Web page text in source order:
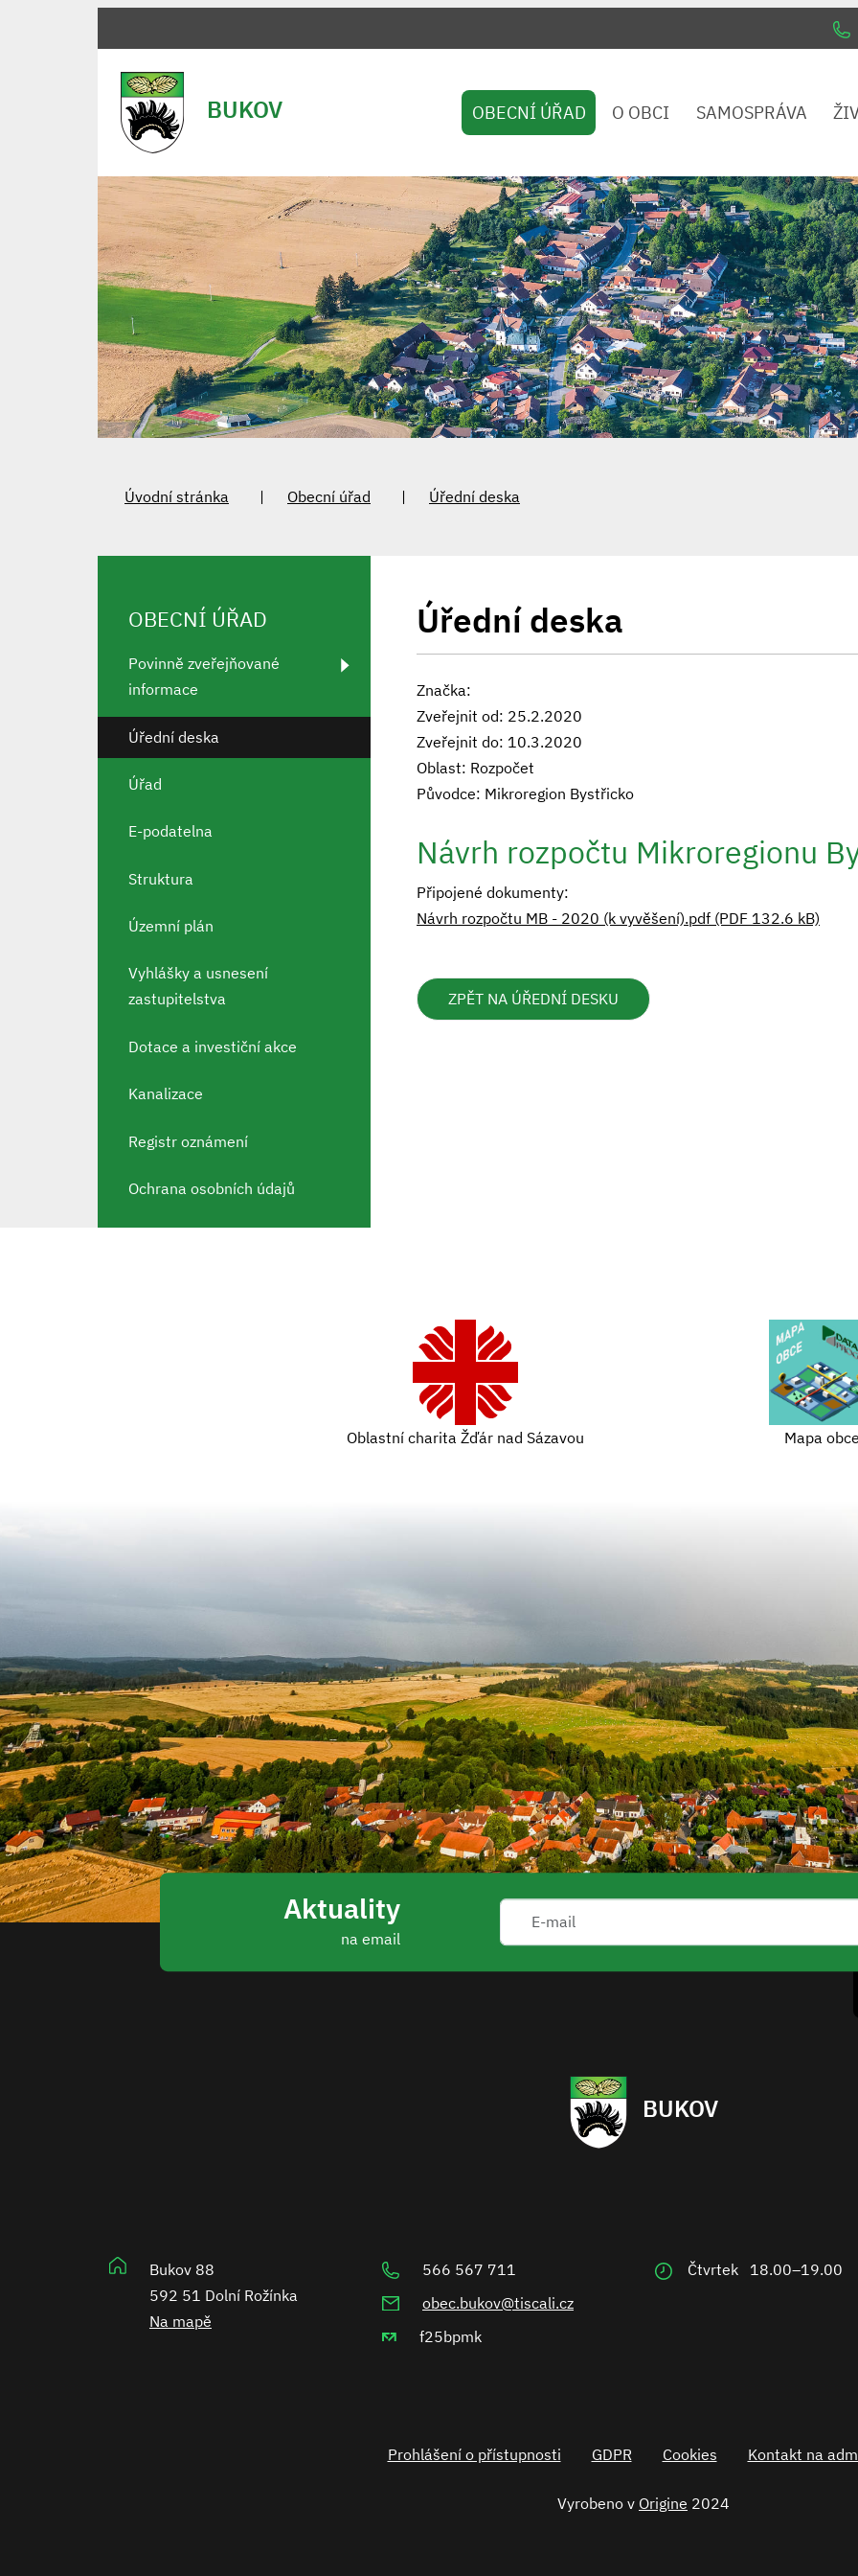
BUKOV OBECNÍ ÚŘAD O OBCI SAMOSPRÁVA
Úvodní stránka Obecní úřad Úřední deska
Úřední deska
Značka:
Zveřejnit od: 25.2.2020
Zveřejnit do: 10.3.2020
Oblast: Rozpočet
Původce: Mikroregion Bystřicko
Návrh rozpočtu Mikroregionu
Připojené dokumenty:
Návrh rozpočtu MB - 2020 (k vyvěšení).pdf (PDF 132.6 kB)
ZPĚT NA ÚŘEDNÍ DESKU
OBECNÍ ÚŘAD
Povinně zveřejňované
informace
Úřední deska
Úřad
E-podatelna
Struktura
Územní plán
Vyhlášky a usnesení
zastupitelstva
Dotace a investiční akce
Kanalizace
Registr oznámení
Ochrana osobních údajů
Oblastní charita Žďár nad Sázavou Mapa
Aktuality
na email
BUKOV
Bukov 88
592 51 Dolní Rožínka
Na mapě
566 567 711
obec.bukov@tiscali.cz
f25bpmk
Čtvrtek 18.00–19.00
Prohlášení o přístupnosti GDPR Cookies Kontakt na
Vyrobeno v Origine 2024